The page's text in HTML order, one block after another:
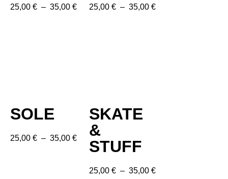
25,00 € – 35,00 € 25,00 € – 35,00 €
SOLE
25,00 € – 35,00 €
SKATE
&
STUFF
25,00 € – 35,00 €